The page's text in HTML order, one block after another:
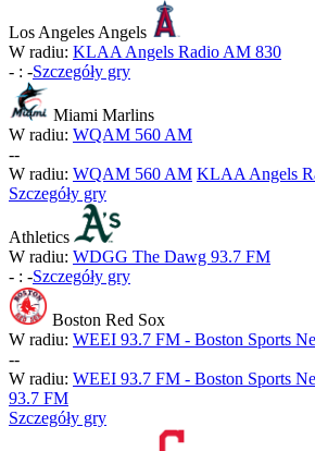
Los Angeles Angels
W radiu: KLAA Angels Radio AM 830
- : -Szczegóły gry
Miami Marlins
W radiu: WQAM 560 AM
--
W radiu: WQAM 560 AM KLAA Angels
Szczegóły gry
Athletics
W radiu: WDGG The Dawg 93.7 FM
- : -Szczegóły gry
Boston Red Sox
W radiu: WEEI 93.7 FM - Boston Sports
--
W radiu: WEEI 93.7 FM - Boston Sports
93.7 FM
Szczegóły gry